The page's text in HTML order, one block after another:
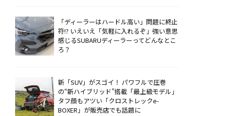
「ディーラーはハードル高い」問題に終止
符!? いえいえ「気軽に入れるぞ」強い意思
感じるSUBARUディーラーってどんなとこ
ろ？
新「SUV」がスゴイ！ パワフルで圧巻
の“新ハイブリッド”搭載「最上級モデル」
タフ顔もアツい「クロストレックe-
BOXER」が販売店でも話題に